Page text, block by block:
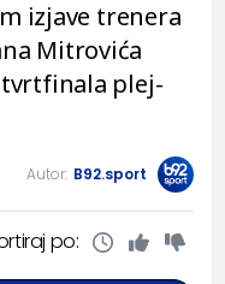
izjave trenera
Mitrovića
plej-
Autor: B92.sport
po: